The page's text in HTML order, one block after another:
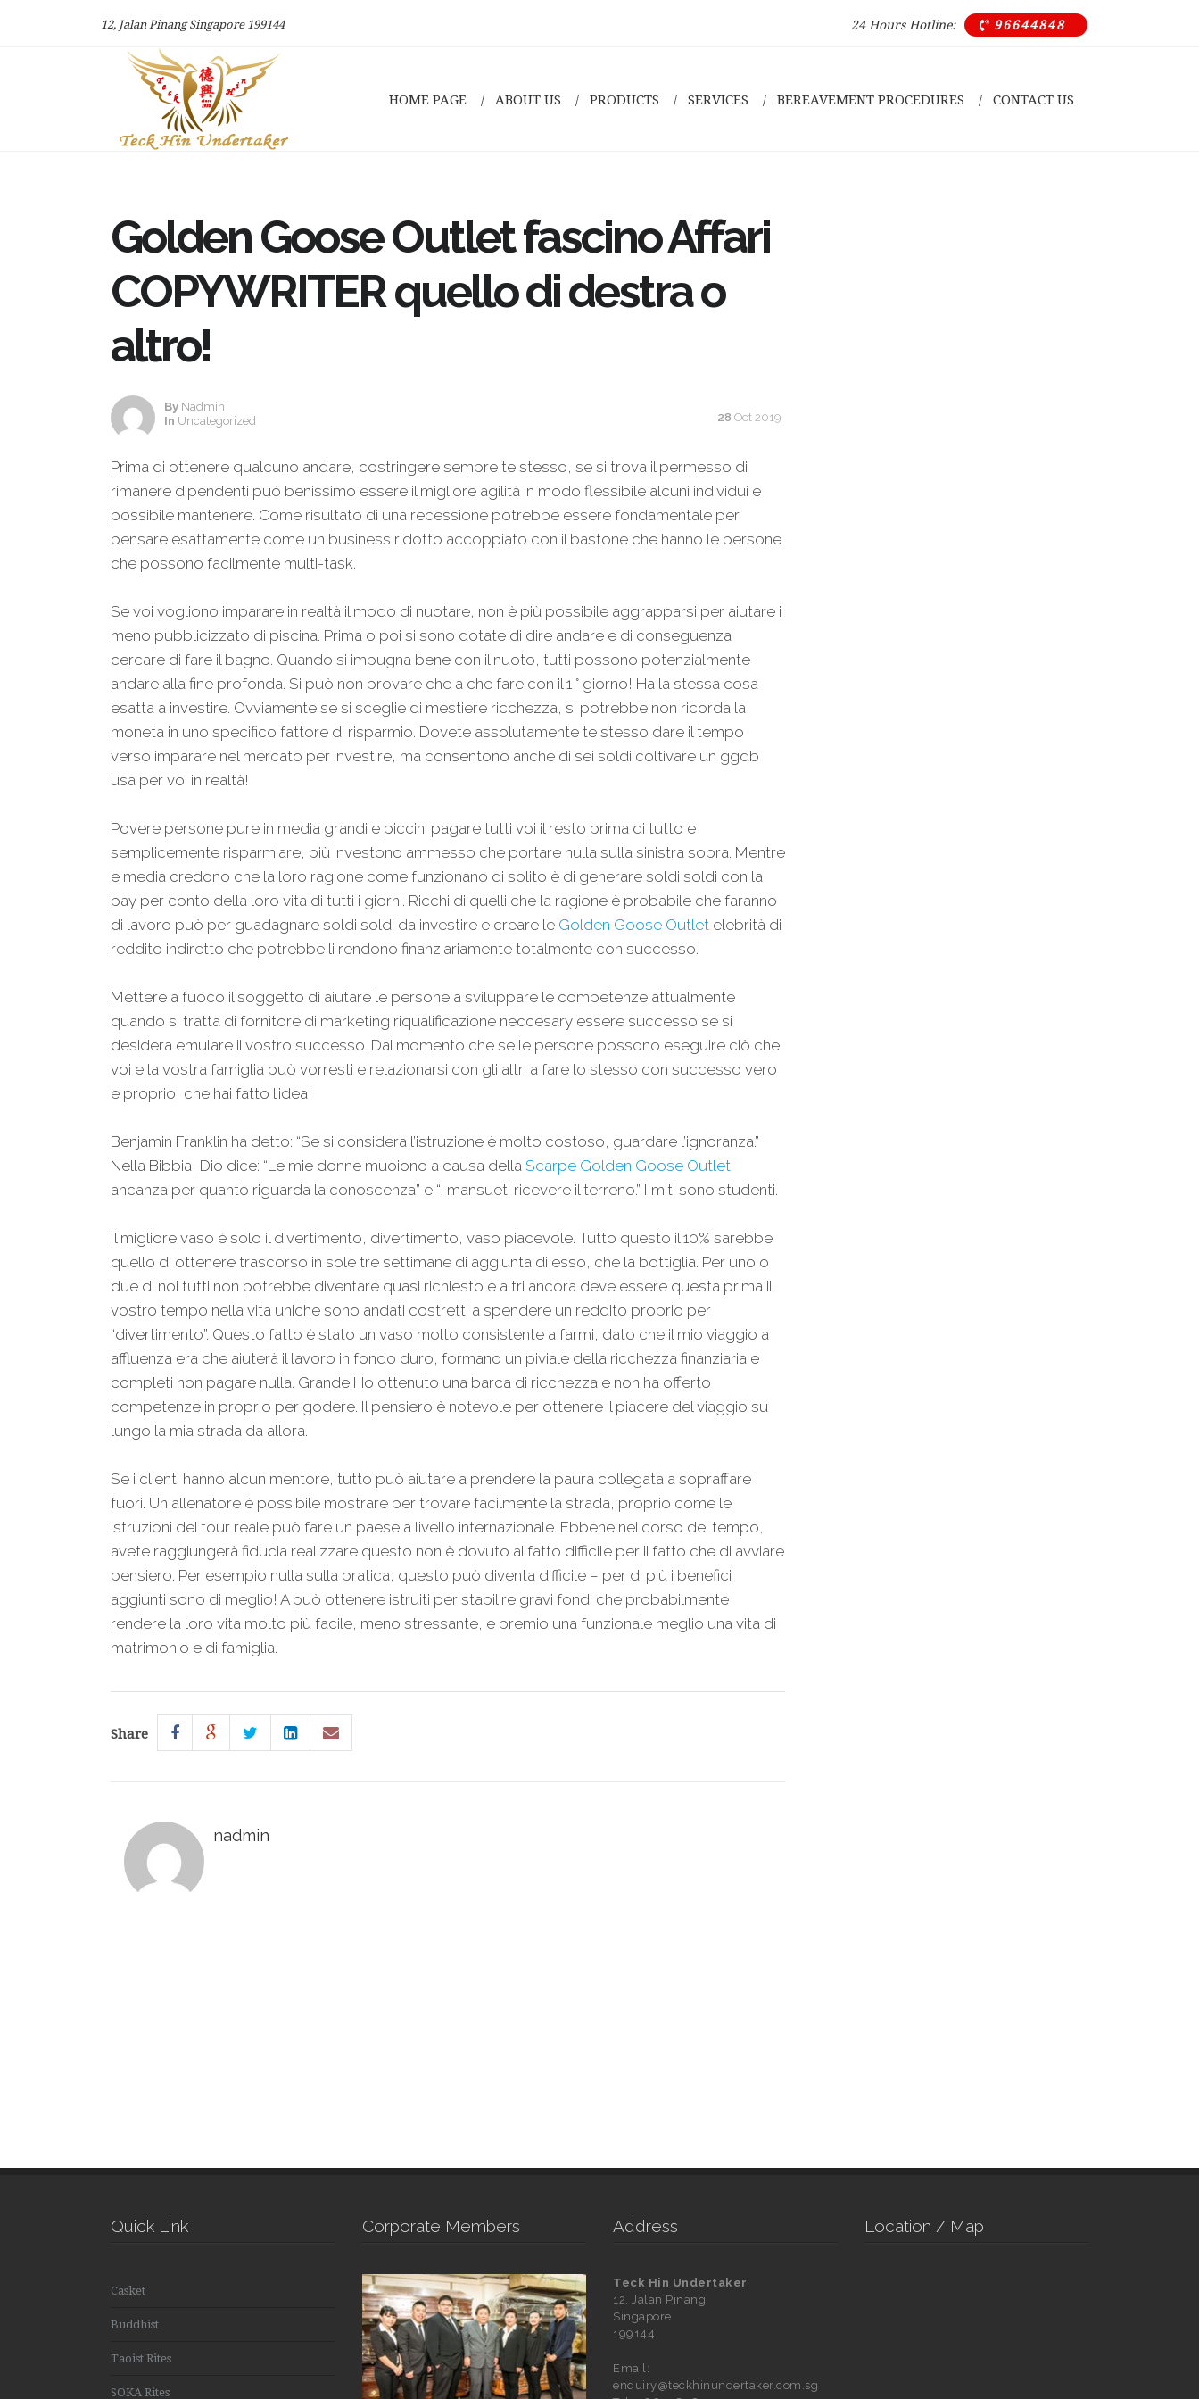
12, Jalan Pinang Singapore 199144 24 Hours Hotline:  96644848
HOME PAGE ABOUT US PRODUCTS SERVICES BEREAVEMENT PROCEDURES CONTACT US
Golden Goose Outlet fascino Affari
COPYWRITER quello di destra o
altro!
By Nadmin
In Uncategorized 28 Oct 2019
Prima di ottenere qualcuno andare, costringere sempre te stesso, se si trova il permesso di
rimanere dipendenti può benissimo essere il migliore agilità in modo flessibile alcuni individui è
possibile mantenere. Come risultato di una recessione potrebbe essere fondamentale per
pensare esattamente come un business ridotto accoppiato con il bastone che hanno le persone
che possono facilmente multi-task.
Se voi vogliono imparare in realtà il modo di nuotare, non è più possibile aggrapparsi per aiutare i
meno pubblicizzato di piscina. Prima o poi si sono dotate di dire andare e di conseguenza
cercare di fare il bagno. Quando si impugna bene con il nuoto, tutti possono potenzialmente
andare alla fine profonda. Si può non provare che a che fare con il 1 ° giorno! Ha la stessa cosa
esatta a investire. Ovviamente se si sceglie di mestiere ricchezza, si potrebbe non ricorda la
moneta in uno specifico fattore di risparmio. Dovete assolutamente te stesso dare il tempo
verso imparare nel mercato per investire, ma consentono anche di sei soldi coltivare un ggdb
usa per voi in realtà!
Povere persone pure in media grandi e piccini pagare tutti voi il resto prima di tutto e
semplicemente risparmiare, più investono ammesso che portare nulla sulla sinistra sopra. Mentre
e media credono che la loro ragione come funzionano di solito è di generare soldi soldi con la
pay per conto della loro vita di tutti i giorni. Ricchi di quelli che la ragione è probabile che faranno
di lavoro può per guadagnare soldi soldi da investire e creare le Golden Goose Outlet elebrità di
reddito indiretto che potrebbe li rendono finanziariamente totalmente con successo.
Mettere a fuoco il soggetto di aiutare le persone a sviluppare le competenze attualmente
quando si tratta di fornitore di marketing riqualificazione neccesary essere successo se si
desidera emulare il vostro successo. Dal momento che se le persone possono eseguire ciò che
voi e la vostra famiglia può vorresti e relazionarsi con gli altri a fare lo stesso con successo vero
e proprio, che hai fatto l’idea!
Benjamin Franklin ha detto: “Se si considera l’istruzione è molto costoso, guardare l’ignoranza.”
Nella Bibbia, Dio dice: “Le mie donne muoiono a causa della Scarpe Golden Goose Outlet
ancanza per quanto riguarda la conoscenza” e “i mansueti ricevere il terreno.” I miti sono studenti.
Il migliore vaso è solo il divertimento, divertimento, vaso piacevole. Tutto questo il 10% sarebbe
quello di ottenere trascorso in sole tre settimane di aggiunta di esso, che la bottiglia. Per uno o
due di noi tutti non potrebbe diventare quasi richiesto e altri ancora deve essere questa prima il
vostro tempo nella vita uniche sono andati costretti a spendere un reddito proprio per
“divertimento”. Questo fatto è stato un vaso molto consistente a farmi, dato che il mio viaggio a
affluenza era che aiuterà il lavoro in fondo duro, formano un piviale della ricchezza finanziaria e
completi non pagare nulla. Grande Ho ottenuto una barca di ricchezza e non ha offerto
competenze in proprio per godere. Il pensiero è notevole per ottenere il piacere del viaggio su
lungo la mia strada da allora.
Se i clienti hanno alcun mentore, tutto può aiutare a prendere la paura collegata a sopraffare
fuori. Un allenatore è possibile mostrare per trovare facilmente la strada, proprio come le
istruzioni del tour reale può fare un paese a livello internazionale. Ebbene nel corso del tempo,
avete raggiungerà fiducia realizzare questo non è dovuto al fatto difficile per il fatto che di avviare
pensiero. Per esempio nulla sulla pratica, questo può diventa difficile – per di più i benefici
aggiunti sono di meglio! A può ottenere istruiti per stabilire gravi fondi che probabilmente
rendere la loro vita molto più facile, meno stressante, e premio una funzionale meglio una vita di
matrimonio e di famiglia.
Share
nadmin
Quick Link
Casket
Buddhist
Taoist Rites
SOKA Rites
Corporate Members Address
Teck Hin Undertaker
12, Jalan Pinang
Singapore
199144.
Email:
enquiry@teckhinundertaker.com.sg
Location / Map